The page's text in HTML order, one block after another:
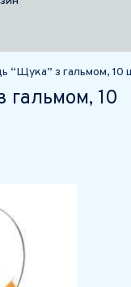
“Щука” з гальмом, 10
гальмом, 10